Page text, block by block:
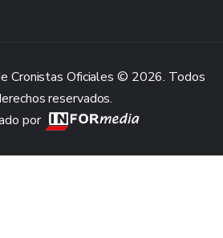
Cronistas Oficiales © 2026. Todos
reservados.
por